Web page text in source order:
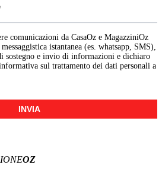
comunicazioni da CasaOz e MagazziniOz
istantanea (es. whatsapp, SMS),
sostegno e invio di informazioni e dichiaro
sul trattamento dei dati personali a
INVIA
OZ